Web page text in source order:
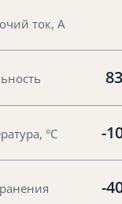
ток, А
°С -
-